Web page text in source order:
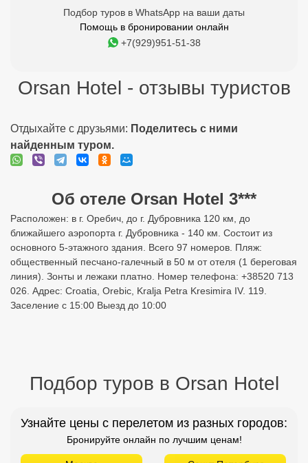
Подбор туров в WhatsApp на ваши даты
Помощь в бронировании онлайн
+7(929)951-51-38
Orsan Hotel - отзывы туристов
Отдыхайте с друзьями: Поделитесь с ними
найденным туром.
Об отеле Orsan Hotel 3***
Расположен: в г. Оребич, до г. Дубровника 120 км, до
ближайшего аэропорта г. Дубровника - 140 км. Состоит из
основного 5-этажного здания. Всего 97 номеров. Пляж:
общественный песчано-галечный в 50 м от отеля (1 береговая
линия). Зонты и лежаки платно. Номер телефона: +38520 713
026. Адрес: Croatia, Orebic, Kralja Petra Kresimira IV. 119.
Заселение с 15:00 Выезд до 10:00
Подбор туров в Orsan Hotel
Узнайте цены с перелетом из разных городов:
Бронируйте онлайн по лучшим ценам!